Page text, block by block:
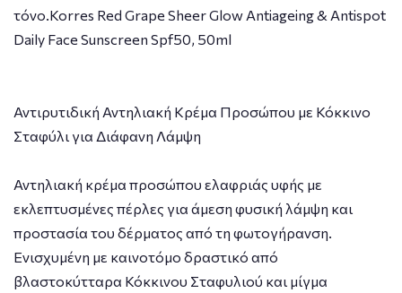
τόνο.Korres Red Grape Sheer Glow Antiageing & Antispot
Daily Face Sunscreen Spf50, 50ml
Αντιρυτιδική Αντηλιακή Κρέμα Προσώπου με Κόκκινο
Σταφύλι για Διάφανη Λάμψη
Αντηλιακή κρέμα προσώπου ελαφριάς υφής με
εκλεπτυσμένες πέρλες για άμεση φυσική λάμψη και
προστασία του δέρματος από τη φωτογήρανση.
Ενισχυμένη με καινοτόμο δραστικό από
βλαστοκύτταρα Κόκκινου Σταφυλιού και μίγμα